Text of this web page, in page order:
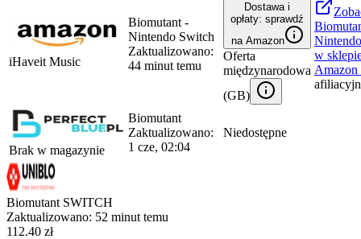
iHaveit Music
Biomutant -
Nintendo Switch
Zaktualizowano:
44 minut temu
Dostawa i
opłaty: sprawdź
na Amazon
Oferta
międzynarodowa
(GB)
w
Brak w magazynie
Biomutant
Zaktualizowano:
1 cze, 02:04
Niedostępne
Biomutant SWITCH
Zaktualizowano: 52 minut temu
112.40 zł